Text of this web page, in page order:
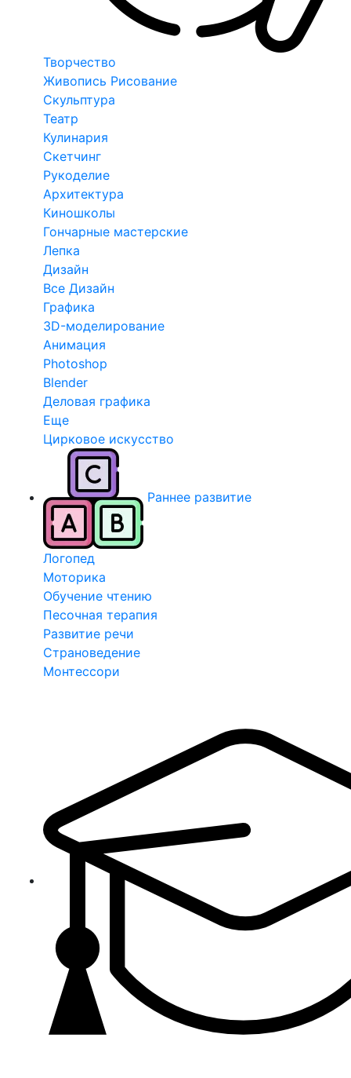
Творчество
Живопись Рисование
Скульптура
Театр
Кулинария
Скетчинг
Рукоделие
Архитектура
Киношколы
Гончарные мастерские
Лепка
Дизайн
Все Дизайн
Графика
3D-моделирование
Анимация
Photoshop
Blender
Деловая графика
Еще
Цирковое искусство
Раннее развитие
Логопед
Моторика
Обучение чтению
Песочная терапия
Развитие речи
Страноведение
Монтессори